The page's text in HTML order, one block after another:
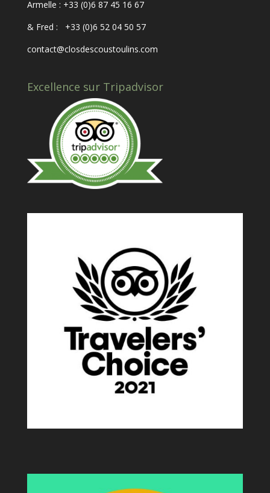
Armelle : +33 (0)6 87 45 16 67
& Fred : +33 (0)6 52 04 50 57
contact@closdescoustoulins.com
Excellence sur Tripadvisor